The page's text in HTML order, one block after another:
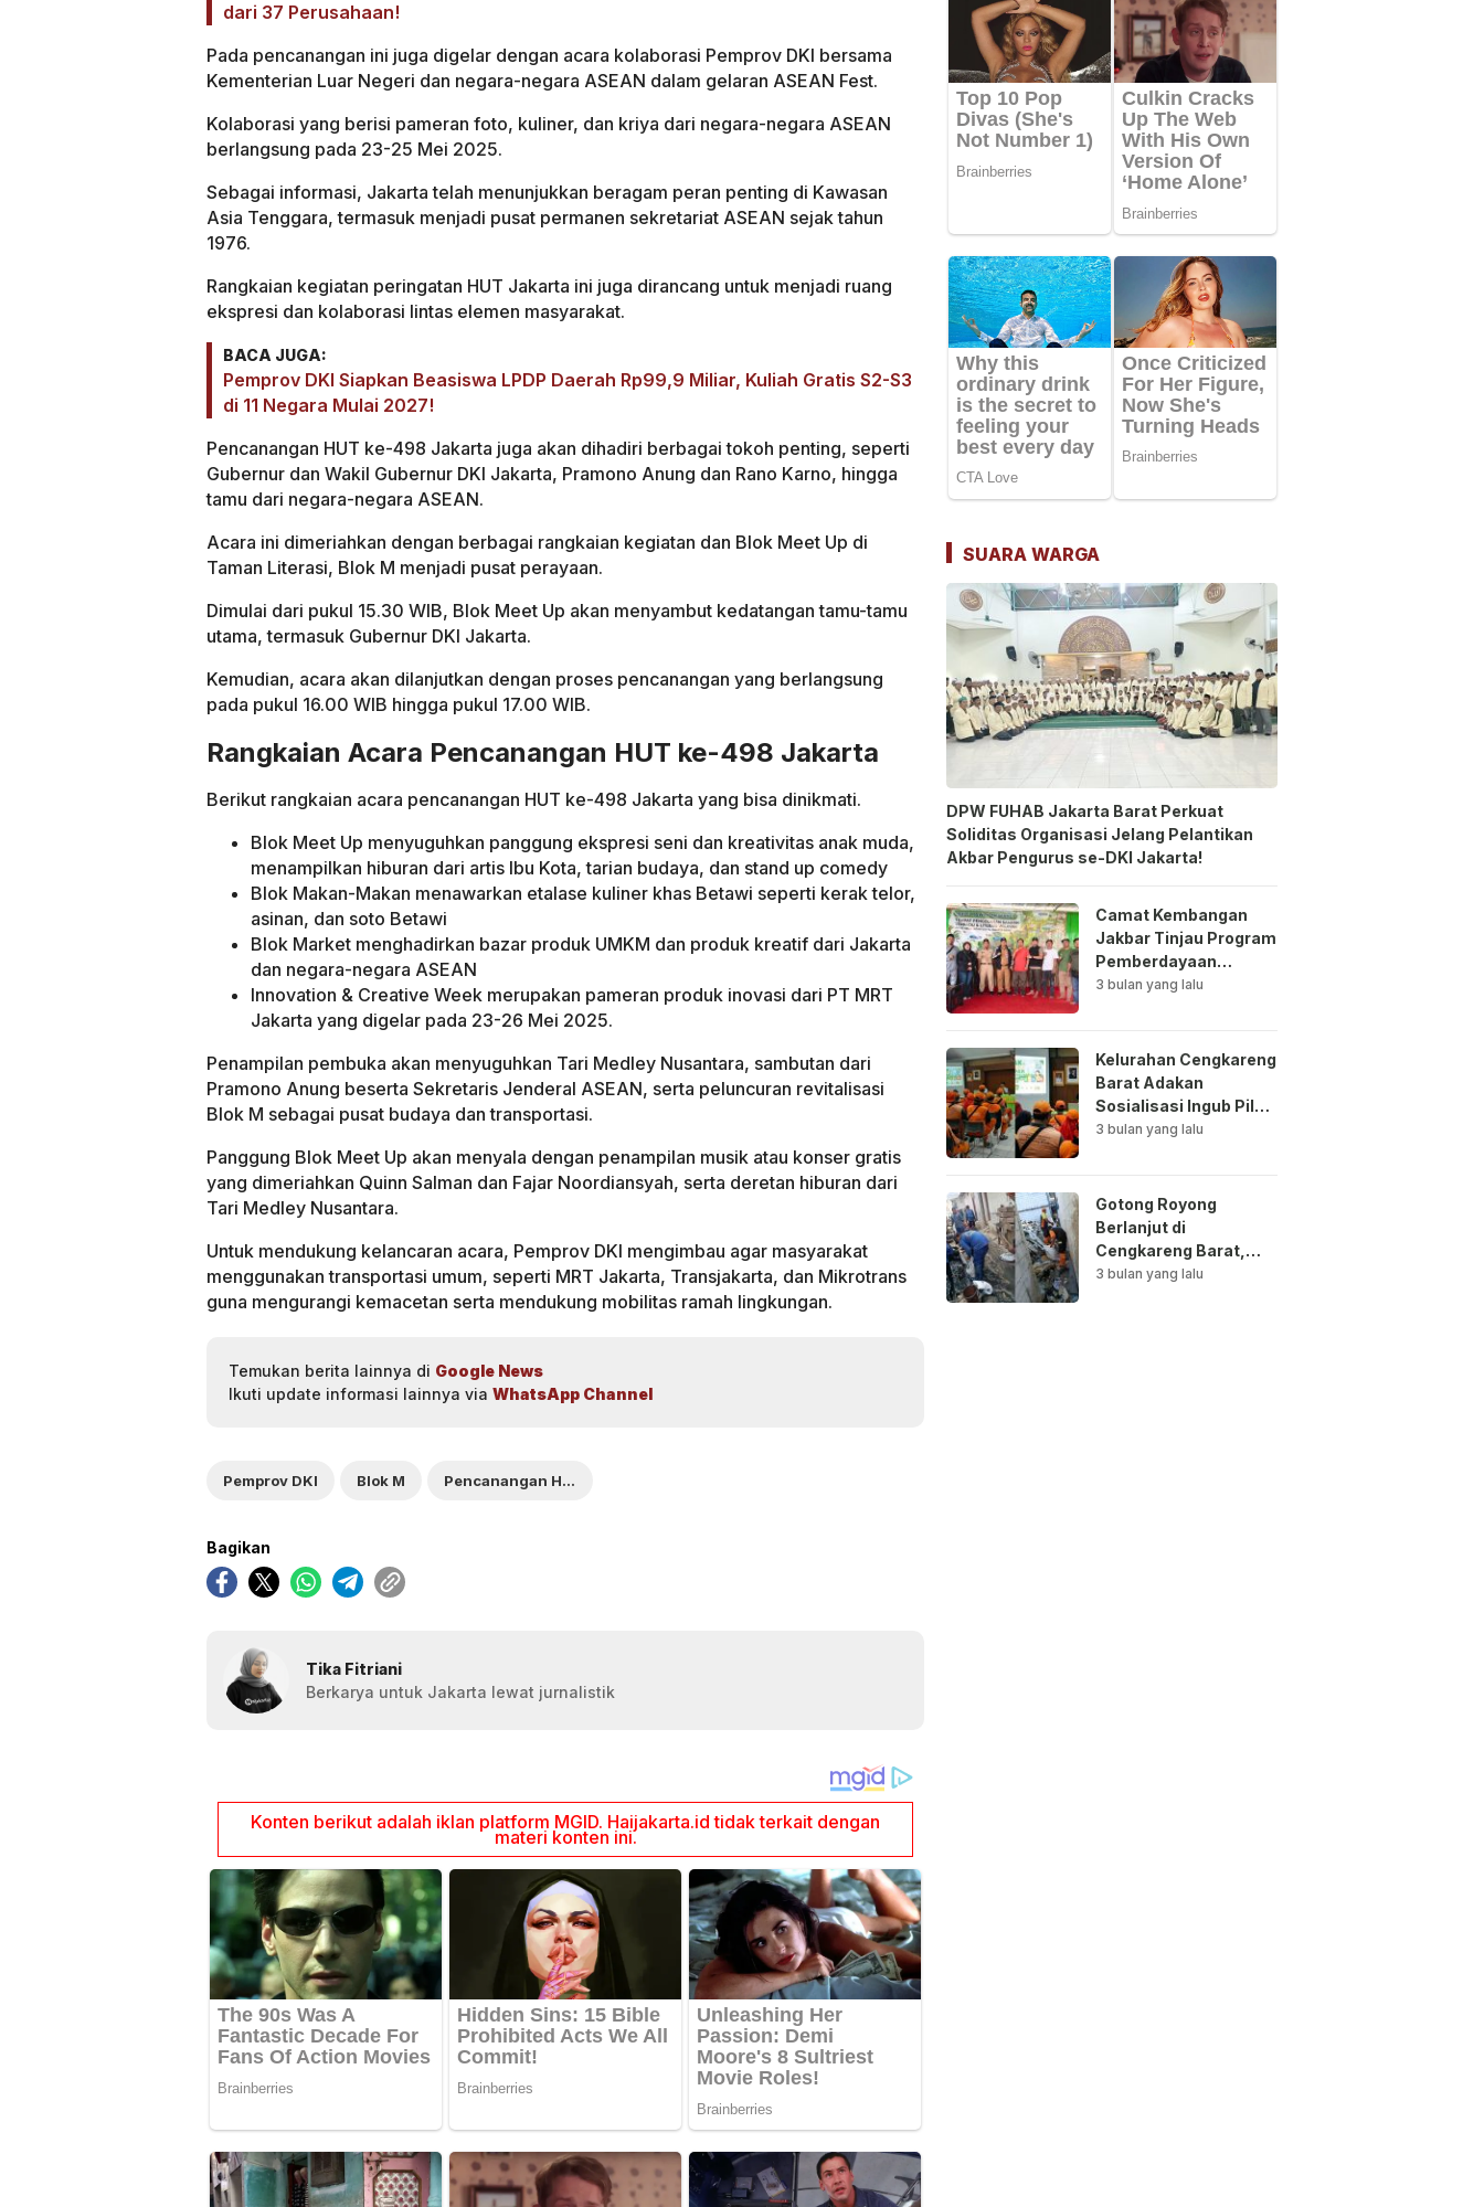
dari 37 Perusahaan!
Pada pencanangan ini juga digelar dengan acara kolaborasi Pemprov DKI bersama
Kementerian Luar Negeri dan negara-negara ASEAN dalam gelaran ASEAN Fest.
Kolaborasi yang berisi pameran foto, kuliner, dan kriya dari negara-negara ASEAN
berlangsung pada 23-25 Mei 2025.
Sebagai informasi, Jakarta telah menunjukkan beragam peran penting di Kawasan
Asia Tenggara, termasuk menjadi pusat permanen sekretariat ASEAN sejak tahun
1976.
Rangkaian kegiatan peringatan HUT Jakarta ini juga dirancang untuk menjadi ruang
ekspresi dan kolaborasi lintas elemen masyarakat.
BACA JUGA:
Pemprov DKI Siapkan Beasiswa LPDP Daerah Rp99,9 Miliar, Kuliah Gratis S2-S3
di 11 Negara Mulai 2027!
Pencanangan HUT ke-498 Jakarta juga akan dihadiri berbagai tokoh penting, seperti
Gubernur dan Wakil Gubernur DKI Jakarta, Pramono Anung dan Rano Karno, hingga
tamu dari negara-negara ASEAN.
Acara ini dimeriahkan dengan berbagai rangkaian kegiatan dan Blok Meet Up di
Taman Literasi, Blok M menjadi pusat perayaan.
Dimulai dari pukul 15.30 WIB, Blok Meet Up akan menyambut kedatangan tamu-tamu
utama, termasuk Gubernur DKI Jakarta.
Kemudian, acara akan dilanjutkan dengan proses pencanangan yang berlangsung
pada pukul 16.00 WIB hingga pukul 17.00 WIB.
Rangkaian Acara Pencanangan HUT ke-498 Jakarta
Berikut rangkaian acara pencanangan HUT ke-498 Jakarta yang bisa dinikmati.
Blok Meet Up menyuguhkan panggung ekspresi seni dan kreativitas anak muda,
menampilkan hiburan dari artis Ibu Kota, tarian budaya, dan stand up comedy
Blok Makan-Makan menawarkan etalase kuliner khas Betawi seperti kerak telor,
asinan, dan soto Betawi
Blok Market menghadirkan bazar produk UMKM dan produk kreatif dari Jakarta
dan negara-negara ASEAN
Innovation & Creative Week merupakan pameran produk inovasi dari PT MRT
Jakarta yang digelar pada 23-26 Mei 2025.
Penampilan pembuka akan menyuguhkan Tari Medley Nusantara, sambutan dari
Pramono Anung beserta Sekretaris Jenderal ASEAN, serta peluncuran revitalisasi
Blok M sebagai pusat budaya dan transportasi.
Panggung Blok Meet Up akan menyala dengan penampilan musik atau konser gratis
yang dimeriahkan Quinn Salman dan Fajar Noordiansyah, serta deretan hiburan dari
Tari Medley Nusantara.
Untuk mendukung kelancaran acara, Pemprov DKI mengimbau agar masyarakat
menggunakan transportasi umum, seperti MRT Jakarta, Transjakarta, dan Mikrotrans
guna mengurangi kemacetan serta mendukung mobilitas ramah lingkungan.
Temukan berita lainnya di Google News
Ikuti update informasi lainnya via WhatsApp Channel
Pemprov DKI Blok M Pencanangan HUT ke-498 Jakarta
Bagikan
Tika Fitriani
Berkarya untuk Jakarta lewat jurnalistik
SUARA WARGA
DPW FUHAB Jakarta Barat Perkuat
Soliditas Organisasi Jelang Pelantikan
Akbar Pengurus se-DKI Jakarta!
Camat Kembangan
Jakbar Tinjau Program
Pemberdayaan
Lingkungan di Bale
3 bulan yang lalu
Kelurahan Cengkareng
Barat Adakan
Sosialisasi Ingub Pilah
Sampah Kepada PPSU
3 bulan yang lalu
Gotong Royong
Berlanjut di
Cengkareng Barat,
Saluran Air
3 bulan yang lalu